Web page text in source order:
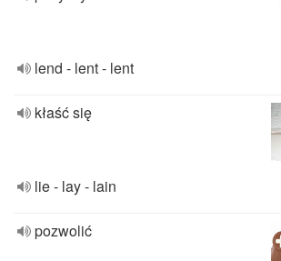
lend - lent - lent
kłaść się
lie - lay - lain
pozwolić